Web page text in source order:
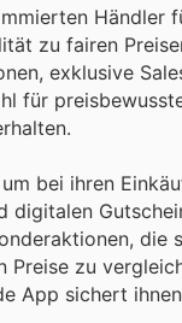
zu fairen
exklusive
für
bei ihren
digitalen
die
Preise zu
App sichert